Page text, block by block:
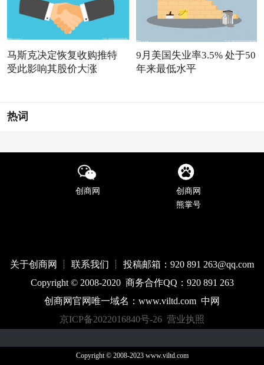
马斯克决定恢复收购推特
受此影响其股价大涨
9月美国失业率3.5% 处于50
年来最低水平
热词
创商网
创商网
熊掌号
关于创商网 ┊ 联系我们 ┊ 投稿邮箱：920 891 263@qq.com
Copyright © 2008-2020 商务合作QQ：920 891 263
创商网官网唯一域名： www.viltd.com 中网
京ICP备2022016840号-26 营业执照
Copyright © 2008-2023 www.viltd.com